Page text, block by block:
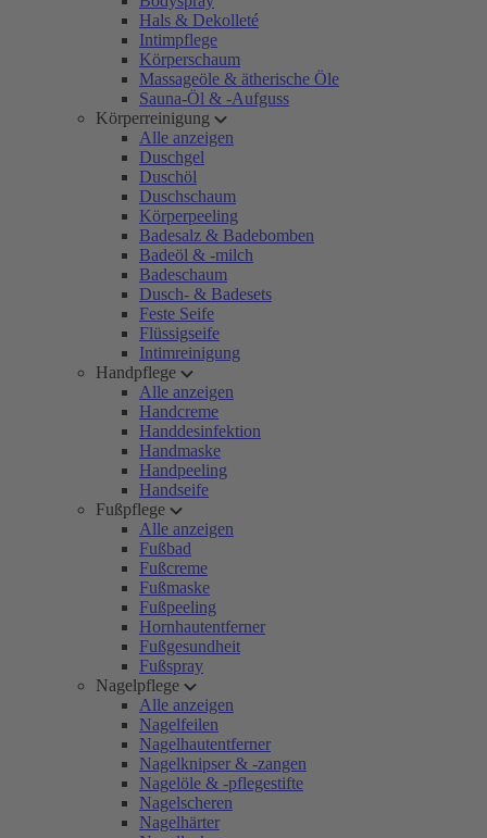
Hals & Dekolleté
Intimpflege
Körperschaum
Massageöle & ätherische Öle
Sauna-Öl & -Aufguss
Körperreinigung
Alle anzeigen
Duschgel
Duschöl
Duschschaum
Körperpeeling
Badesalz & Badebomben
Badeöl & -milch
Badeschaum
Dusch- & Badesets
Feste Seife
Flüssigseife
Intimreinigung
Handpflege
Alle anzeigen
Handcreme
Handdesinfektion
Handmaske
Handpeeling
Handseife
Fußpflege
Alle anzeigen
Fußbad
Fußcreme
Fußmaske
Fußpeeling
Hornhautentferner
Fußgesundheit
Fußspray
Nagelpflege
Alle anzeigen
Nagelfeilen
Nagelhautentferner
Nagelknipser & -zangen
Nagelöle & -pflegestifte
Nagelscheren
Nagelhärter